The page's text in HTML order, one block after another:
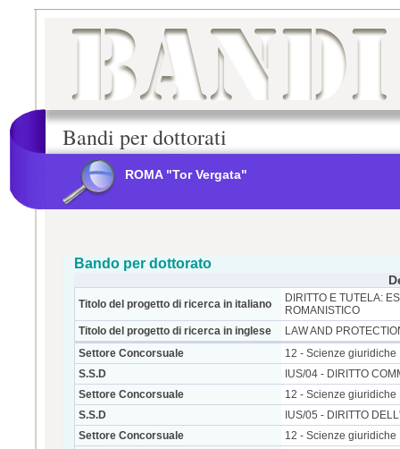
Bandi per dottorati
ROMA "Tor Vergata"
Bando per dottorato
Titolo del progetto di ricerca in italiano
DIRITTO E TUTELA:
ROMANISTICO
Titolo del progetto di ricerca in inglese
LAW AND
Settore Concorsuale
12 - Scienze giuridiche
S.S.D
IUS/04 - DIRITTO
Settore Concorsuale
12 - Scienze giuridiche
S.S.D
IUS/05 - DIRITTO
Settore Concorsuale
12 - Scienze giuridiche